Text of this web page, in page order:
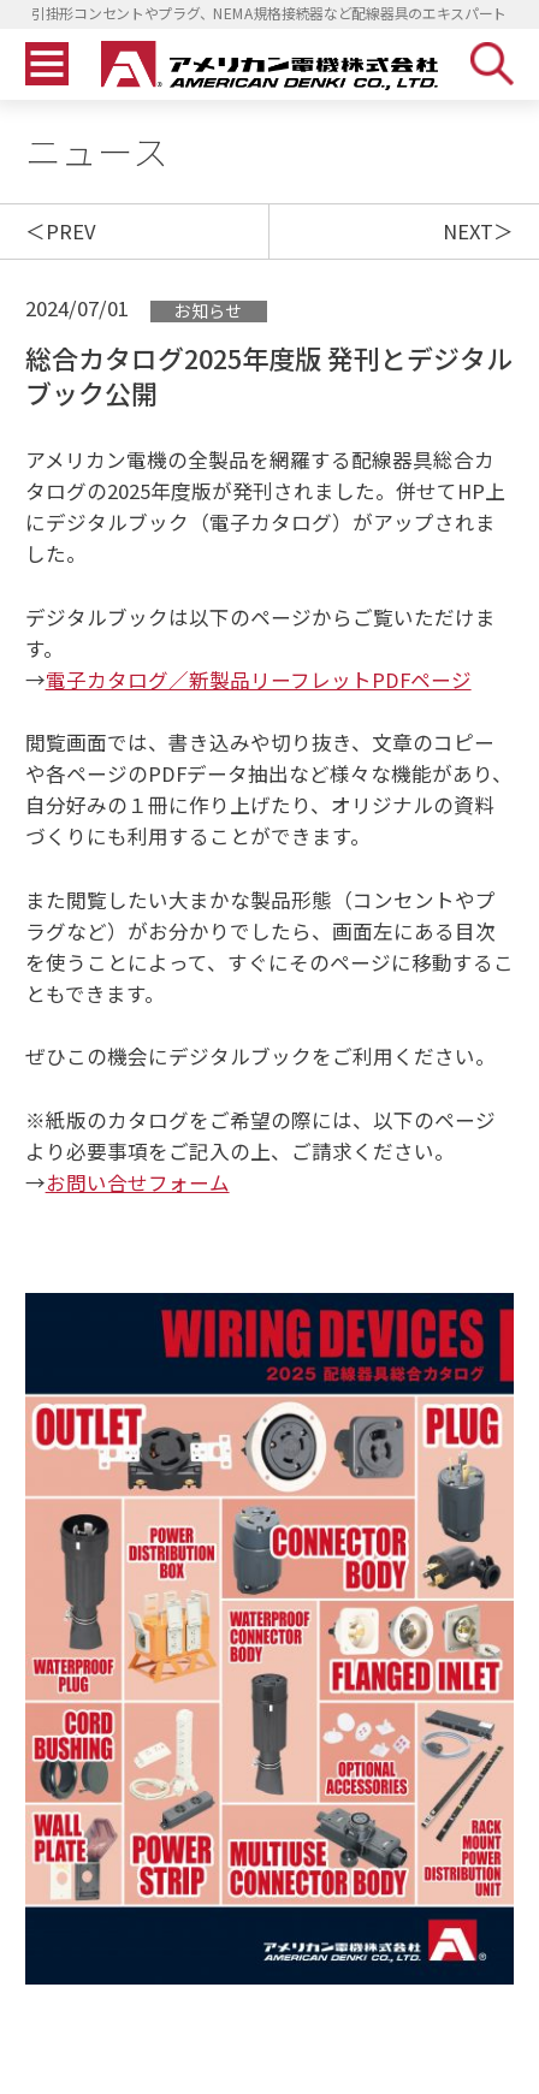
引掛形コンセントやプラグ、NEMA規格接続器など配線器具のエキスパート
ニュース
PREV NEXT
2024/07/01 お知らせ
総合カタログ2025年度版 発刊とデジタル
ブック公開
アメリカン電機の全製品を網羅する配線器具総合カ
タログの2025年度版が発刊されました。併せてHP上
にデジタルブック（電子カタログ）がアップされま
した。
デジタルブックは以下のページからご覧いただけま
す。
→電子カタログ／新製品リーフレットPDFページ
閲覧画面では、書き込みや切り抜き、文章のコピー
や各ページのPDFデータ抽出など様々な機能があり、
自分好みの１冊に作り上げたり、オリジナルの資料
づくりにも利用することができます。
また閲覧したい大まかな製品形態（コンセントやプ
ラグなど）がお分かりでしたら、画面左にある目次
を使うことによって、すぐにそのページに移動するこ
ともできます。
ぜひこの機会にデジタルブックをご利用ください。
※紙版のカタログをご希望の際には、以下のページ
より必要事項をご記入の上、ご請求ください。
→お問い合せフォーム